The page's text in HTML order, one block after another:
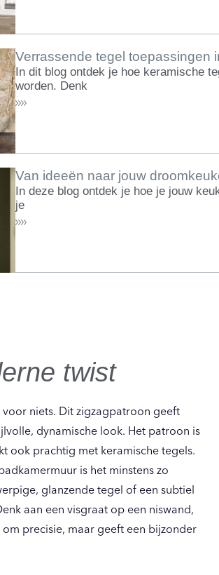
Verrassende tegel toepassingen
In dit blog ontdek je hoe keramische
worden. Denk
Van ideeën naar jouw
In deze blog ontdek je hoe je jouw
je
twist
niets. Dit zigzagpatroon geeft
dynamische look. Het patroon is
ook prachtig met keramische tegels.
is het minstens zo
glanzende tegel of een subtiel
aan een visgraat op een niswand,
precisie, maar geeft een bijzonder